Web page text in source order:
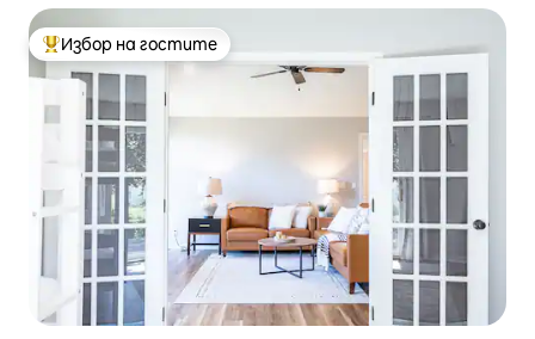
Най-популярен избор на гостите
Избор на гостите